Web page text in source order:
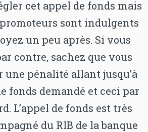
cet appel de fonds mais
sont indulgents
un peu après. Si vous
contre, sachez que vous
une pénalité allant jusqu’à
fonds demandé et ceci par
L’appel de fonds est très
du RIB de la banque